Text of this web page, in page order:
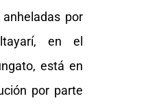
por
en el
está en
por parte